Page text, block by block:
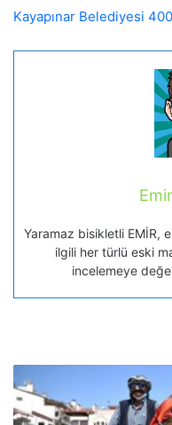
Kayapınar Belediyesi
Yaramaz bisikletli EMİR,
ilgili her türlü eski
incelemeye